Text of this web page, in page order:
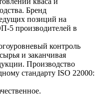
Бренд
позиций на
5 производителей в
контроль
и заканчивая
Производство
стандарту ISO 22000: